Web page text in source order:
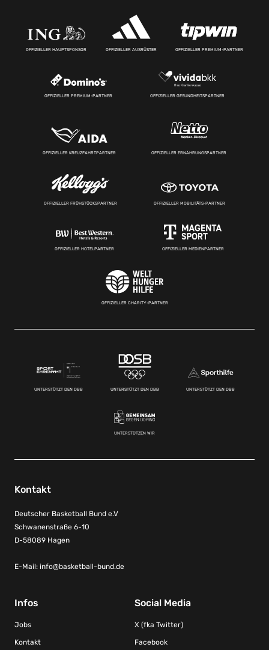
OFFIZIELLER HAUPTSPONSOR OFFIZIELLER AUSRÜSTER OFFIZIELLER PREMIUM-PARTNER
OFFIZIELLER PREMIUM-PARTNER OFFIZIELLER GESUNDHEITSPARTNER
OFFIZIELLER KREUZFAHRTPARTNER OFFIZIELLER ERNÄHRUNGSPARTNER
OFFIZIELLER FRÜHSTÜCKSPARTNER OFFIZIELLER MOBILITÄTS-PARTNER
OFFIZIELLER HOTELPARTNER OFFIZIELLER MEDIENPARTNER
OFFIZIELLER CHARITY-PARTNER
UNTERSTÜTZT DEN DBB UNTERSTÜTZT DEN DBB UNTERSTÜTZT DEN DBB
UNTERSTÜTZEN WIR
Kontakt
Deutscher Basketball Bund e.V
Schwanenstraße 6-10
D-58089 Hagen
E-Mail: info@basketball-bund.de
Infos
Jobs
Kontakt
Social Media
X (fka Twitter)
Facebook